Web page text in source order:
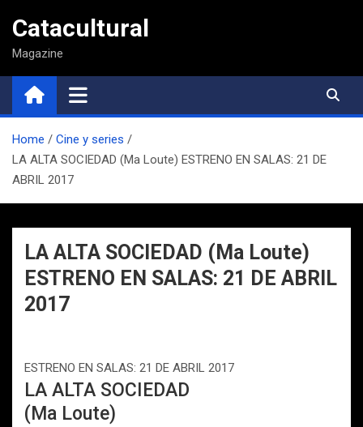
contenido
Catacultural
Magazine
Home
Cine y series
LA ALTA SOCIEDAD (Ma Loute) ESTRENO EN SALAS: 21 DE
ABRIL 2017
LA ALTA SOCIEDAD (Ma Loute)
ESTRENO EN SALAS: 21 DE ABRIL
2017
ESTRENO EN SALAS: 21 DE ABRIL 2017
LA ALTA SOCIEDAD
(Ma Loute)